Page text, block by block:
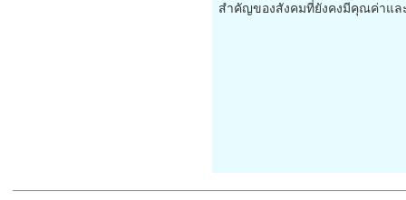
สำคัญของสังคมที่ยังคงมีคุณค่าแ